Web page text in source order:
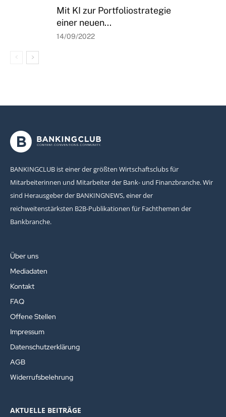
Mit KI zur Portfoliostrategie
einer neuen...
14/09/2022
BANKINGCLUB ist einer der größten Wirtschaftsclubs für
Mitarbeiterinnen und Mitarbeiter der Bank- und Finanzbranche. Wir
sind Herausgeber der BANKINGNEWS, einer der
reichweitenstärksten B2B-Publikationen für Fachthemen der
Bankbranche.
Über uns
Mediadaten
Kontakt
FAQ
Offene Stellen
Impressum
Datenschutzerklärung
AGB
Widerrufsbelehrung
AKTUELLE BEITRÄGE